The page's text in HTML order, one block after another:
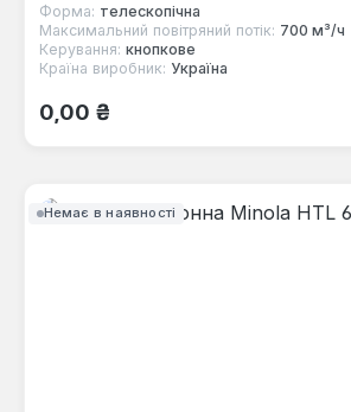
Форма: телескопічна
Максимальний повітряний потік: 700 м³/ч
Керування: кнопкове
Країна виробник: Україна
Звичайна ціна:
0,00 ₴
Немає в наявності